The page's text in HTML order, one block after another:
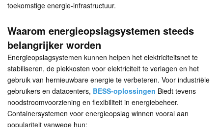
toekomstige energie-infrastructuur.
Waarom energieopslagsystemen steeds
belangrijker worden
Energieopslagsystemen kunnen helpen het elektriciteitsnet te
stabiliseren, de piekkosten voor elektriciteit te verlagen en het
gebruik van hernieuwbare energie te verbeteren. Voor industriële
gebruikers en datacenters, BESS-oplossingen Biedt tevens
noodstroomvoorziening en flexibiliteit in energiebeheer.
Containersystemen voor energieopslag winnen vooral aan
populariteit vanwege hun: